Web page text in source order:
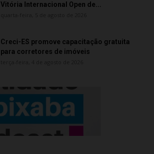
Vitória Internacional Open de...
Creci-ES promove capacitação gratuita
para corretores de imóveis